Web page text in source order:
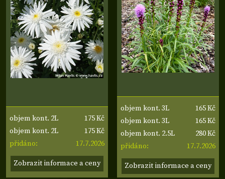
objem kont. 2L
175 Kč
objem kont. 2L
175 Kč
přidáno:
17.7.2026
Zobrazit informace a ceny
objem kont. 3L
165 Kč
objem kont. 3L
165 Kč
objem kont. 2.5L
280 Kč
přidáno:
17.7.2026
Zobrazit informace a ceny